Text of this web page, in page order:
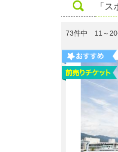
「
73件中 11～